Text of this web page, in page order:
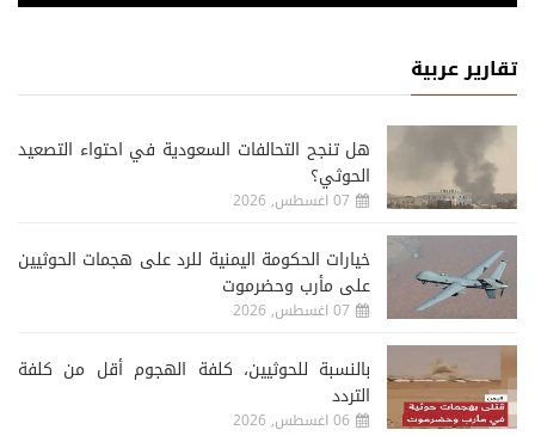
تقارير عربية
هل تنجح التحالفات السعودية في احتواء التصعيد
الحوثي؟
07 اغسطس, 2026
خيارات الحكومة اليمنية للرد على هجمات الحوثيين
على مأرب وحضرموت
07 اغسطس, 2026
‏بالنسبة للحوثيين، كلفة الهجوم أقل من كلفة
التردد
06 اغسطس, 2026